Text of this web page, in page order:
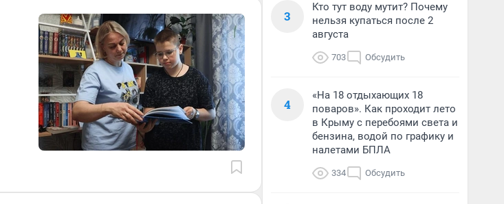
3
Кто тут воду мутит? Почему
нельзя купаться после 2
августа
703 Обсудить
4
«На 18 отдыхающих 18
поваров». Как проходит лето
в Крыму с перебоями света и
бензина, водой по графику и
налетами БПЛА
334 Обсудить